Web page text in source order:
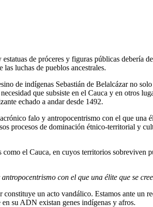
de próceres y figuras públicas debería
luchas de pueblos ancestrales.
de indígenas Sebastián de Belalcázar no
que subsiste en el Cauca y en otros
echado a andar desde 1492.
falo y antropocentrismo con el que una
procesos de dominación étnico-territorial y
el Cauca, en cuyos territorios sobreviven
con el que una élite que se
un acto vandálico. Estamos ante un
su ADN existan genes indígenas y afros.